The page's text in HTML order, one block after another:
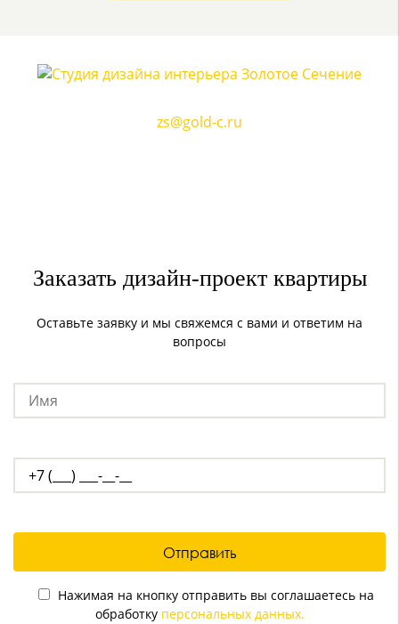
zs@gold-c.ru
Заказать дизайн-проект квартиры
Оставьте заявку и мы свяжемся с вами и ответим на
вопросы
Нажимая на кнопку отправить вы соглашаетесь на
обработку персональных данных.